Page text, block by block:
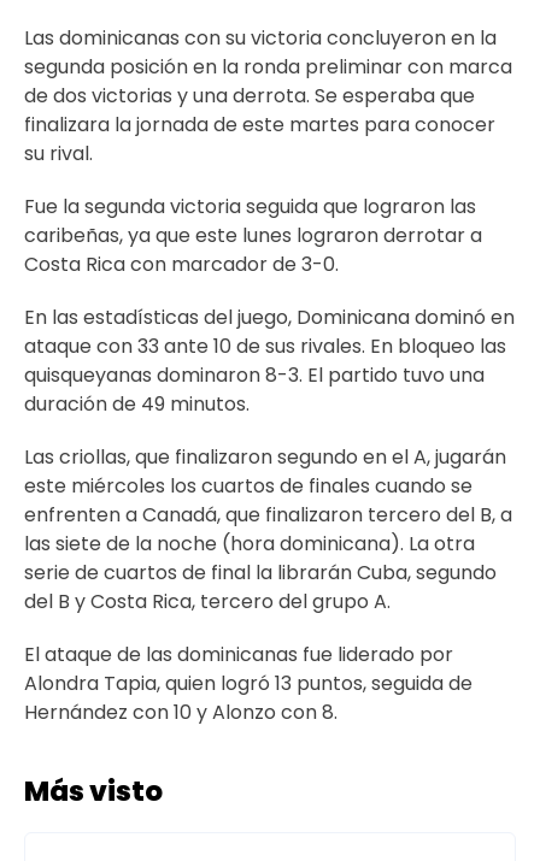
Las dominicanas con su victoria concluyeron en la
segunda posición en la ronda preliminar con marca
de dos victorias y una derrota. Se esperaba que
finalizara la jornada de este martes para conocer
su rival.
Fue la segunda victoria seguida que lograron las
caribeñas, ya que este lunes lograron derrotar a
Costa Rica con marcador de 3-0.
En las estadísticas del juego, Dominicana dominó en
ataque con 33 ante 10 de sus rivales. En bloqueo las
quisqueyanas dominaron 8-3. El partido tuvo una
duración de 49 minutos.
Las criollas, que finalizaron segundo en el A, jugarán
este miércoles los cuartos de finales cuando se
enfrenten a Canadá, que finalizaron tercero del B, a
las siete de la noche (hora dominicana). La otra
serie de cuartos de final la librarán Cuba, segundo
del B y Costa Rica, tercero del grupo A.
El ataque de las dominicanas fue liderado por
Alondra Tapia, quien logró 13 puntos, seguida de
Hernández con 10 y Alonzo con 8.
Más visto